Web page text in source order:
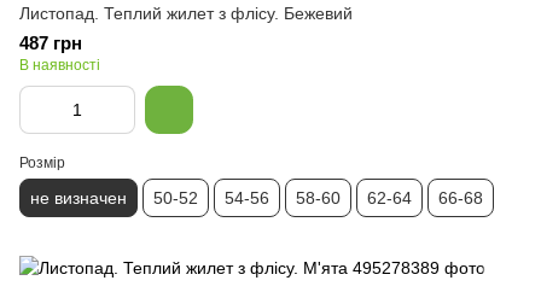
Листопад. Теплий жилет з флісу. Бежевий
487 грн
В наявності
Розмір
не визначен 50-52 54-56 58-60 62-64 66-68